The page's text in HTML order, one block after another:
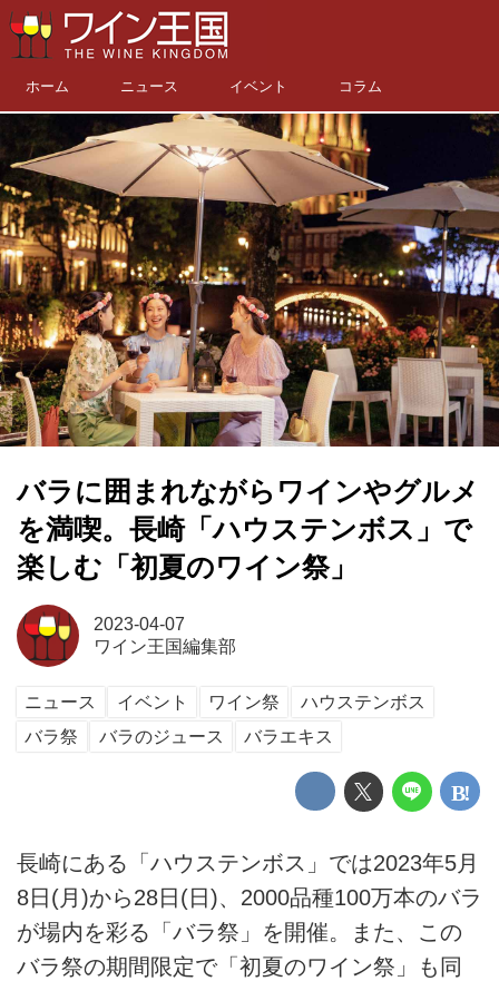
ホーム ニュース イベント コラム
バラに囲まれながらワインやグルメ
を満喫。長崎「ハウステンボス」で
楽しむ「初夏のワイン祭」
2023-04-07
ワイン王国編集部
ニュース イベント ワイン祭
ハウステンボス
バラ祭
バラのジュース バラエキス
長崎にある「ハウステンボス」では2023年5月
8日(月)から28日(日)、2000品種100万本のバラ
が場内を彩る「バラ祭」を開催。また、この
バラ祭の期間限定で「初夏のワイン祭」も同